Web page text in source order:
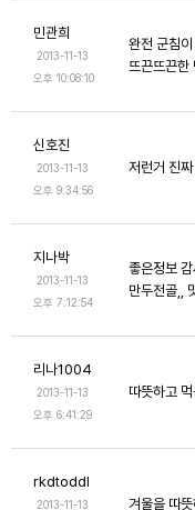
민관희
2013-11-13
오후 10:08:10
완전 군침
뜨끈뜨끈한
신호진
2013-11-13
오후 9:34:56
저런거 진
지나박
2013-11-13
오후 7:12:54
좋은정보
만두전골,,
리나1004
2013-11-13
오후 6:41:29
따뜻하고
rkdtoddl
2013-11-13 겨울을 따